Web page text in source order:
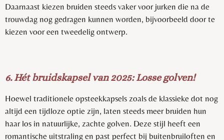
Daarnaast kiezen bruiden steeds vaker voor jurken die na de
trouwdag nog gedragen kunnen worden, bijvoorbeeld door te
kiezen voor een tweedelig ontwerp.
6. Hét bruidskapsel van 2025: Losse golven!
Hoewel traditionele opsteekkapsels zoals de klassieke dot nog
altijd een tijdloze optie zijn, laten steeds meer bruiden hun
haar los in natuurlijke, zachte golven. Deze stijl heeft een
romantische uitstraling en past perfect bij buitenbruiloften en